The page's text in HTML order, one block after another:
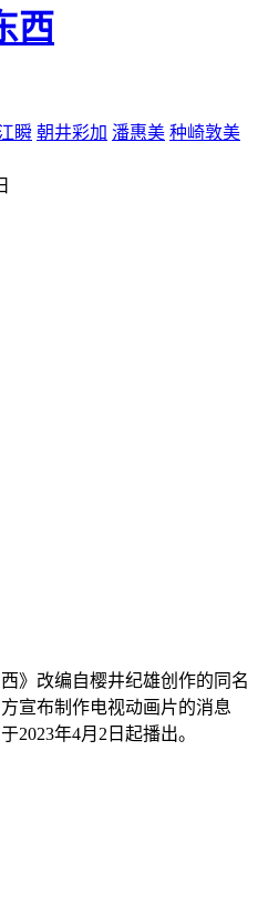
西
瞬 朝井彩加 潘惠美 种崎敦美
》改编自樱井纪雄创作的同名
宣布制作电视动画片的消息
2023年4月2日起播出。